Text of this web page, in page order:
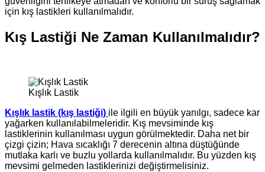
için kış lastikleri kullanılmalıdır.
Kış Lastiği Ne Zaman Kullanılmalıdır?
Kışlık Lastik
Kışlık lastik (kış lastiği) ile ilgili en büyük yanılgı, sadece kar
yağarken kullanılabilmeleridir. Kış mevsiminde kış
lastiklerinin kullanılması uygun görülmektedir. Daha net bir
çizgi çizin; Hava sıcaklığı 7 derecenin altına düştüğünde
mutlaka karlı ve buzlu yollarda kullanılmalıdır. Bu yüzden kış
mevsimi gelmeden lastiklerinizi değiştirmelisiniz.